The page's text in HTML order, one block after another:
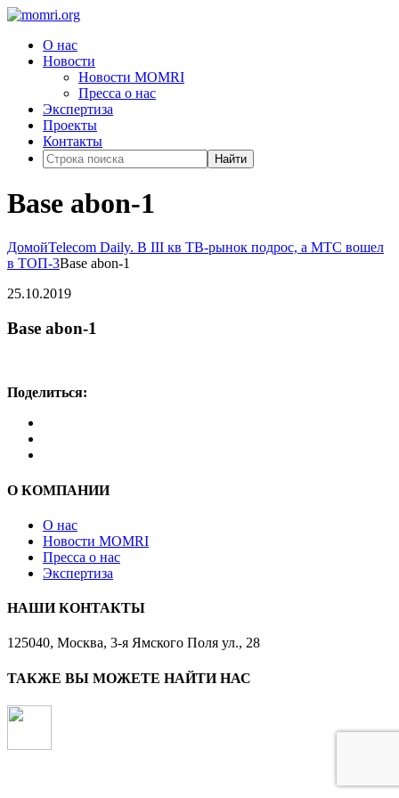
О нас
Новости
Новости MOMRI
Пресса о нас
Экспертиза
Проекты
Контакты
Найти
Base abon-1
ДомойTelecom Daily. В III кв ТВ-рынок подрос, а МТС вошел
в ТОП-3Base abon-1
25.10.2019
Base abon-1
Поделиться:
О КОМПАНИИ
О нас
Новости MOMRI
Пресса о нас
Экспертиза
НАШИ КОНТАКТЫ
125040, Москва, 3-я Ямского Поля ул., 28
ТАКЖЕ ВЫ МОЖЕТЕ НАЙТИ НАС